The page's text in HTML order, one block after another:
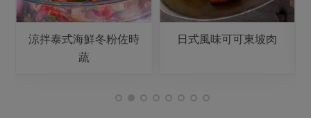
涼拌泰式海鮮冬粉佐時
蔬
日式風味可可東坡肉